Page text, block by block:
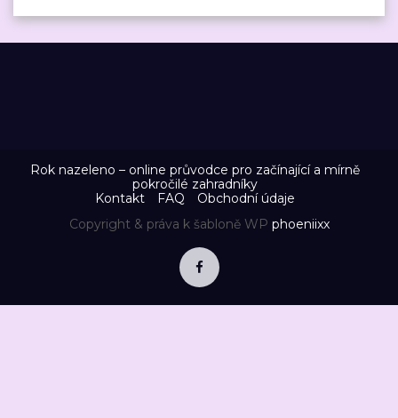
Rok nazeleno – online průvodce pro začínající a mírně
pokročilé zahradníky
Kontakt
FAQ
Obchodní údaje
Copyright & práva k šabloně WP phoeniixx